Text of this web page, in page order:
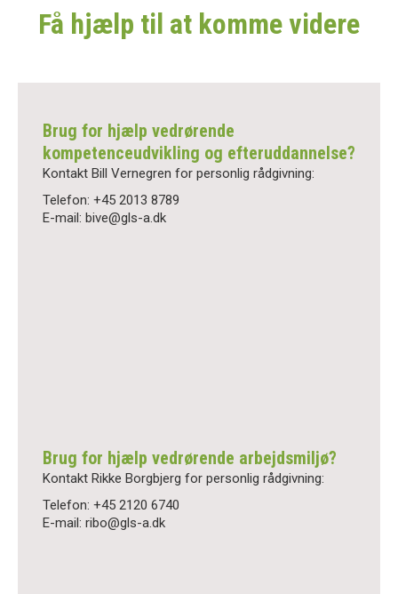
Få hjælp til at komme videre
Brug for hjælp vedrørende
kompetenceudvikling og efteruddannelse?
Kontakt Bill Vernegren for personlig rådgivning:
Telefon: +45 2013 8789
E-mail: bive@gls-a.dk
Brug for hjælp vedrørende arbejdsmiljø?
Kontakt Rikke Borgbjerg for personlig rådgivning:
Telefon: +45 2120 6740
E-mail: ribo@gls-a.dk